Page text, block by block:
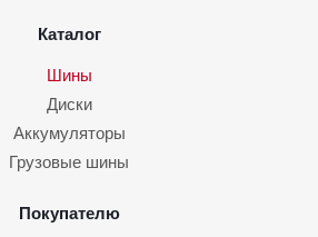
Каталог
Шины
Диски
Аккумуляторы
Грузовые шины
Покупателю